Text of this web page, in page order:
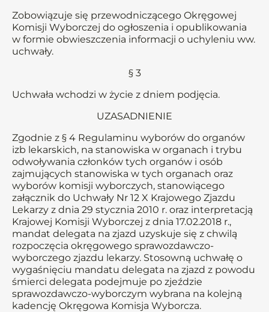
Zobowiązuje się przewodniczącego Okręgowej
Komisji Wyborczej do ogłoszenia i opublikowania
w formie obwieszczenia informacji o uchyleniu ww.
uchwały.
§ 3
Uchwała wchodzi w życie z dniem podjęcia.
UZASADNIENIE
Zgodnie z § 4 Regulaminu wyborów do organów
izb lekarskich, na stanowiska w organach i trybu
odwoływania członków tych organów i osób
zajmujących stanowiska w tych organach oraz
wyborów komisji wyborczych, stanowiącego
załącznik do Uchwały Nr 12 X Krajowego Zjazdu
Lekarzy z dnia 29 stycznia 2010 r. oraz interpretacją
Krajowej Komisji Wyborczej z dnia 17.02.2018 r.,
mandat delegata na zjazd uzyskuje się z chwilą
rozpoczęcia okręgowego sprawozdawczo-
wyborczego zjazdu lekarzy. Stosowną uchwałę o
wygaśnięciu mandatu delegata na zjazd z powodu
śmierci delegata podejmuje po zjeździe
sprawozdawczo-wyborczym wybrana na kolejną
kadencję Okręgowa Komisja Wyborcza.